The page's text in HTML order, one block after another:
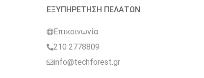
ΕΞΥΠΗΡΕΤΗΣΗ ΠΕΛΑΤΩΝ
Επικοινωνία
210 2778809
info@techforest.gr